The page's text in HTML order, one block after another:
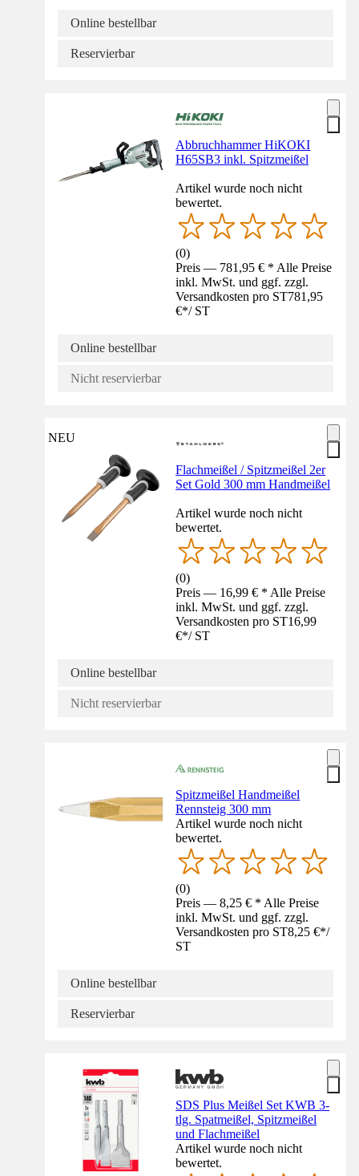
Online bestellbar
Reservierbar
Abbruchhammer HiKOKI
H65SB3 inkl. Spitzmeißel
Artikel wurde noch nicht
bewertet.
(0)
Preis — 781,95 € * Alle Preise
inkl. MwSt. und ggf. zzgl.
Versandkosten pro ST781,95
€*/ ST
Online bestellbar
Nicht reservierbar
NEU
Flachmeißel / Spitzmeißel 2er
Set Gold 300 mm Handmeißel
Artikel wurde noch nicht
bewertet.
(0)
Preis — 16,99 € * Alle Preise
inkl. MwSt. und ggf. zzgl.
Versandkosten pro ST16,99
€*/ ST
Online bestellbar
Nicht reservierbar
Spitzmeißel Handmeißel
Rennsteig 300 mm
Artikel wurde noch nicht
bewertet.
(0)
Preis — 8,25 € * Alle Preise
inkl. MwSt. und ggf. zzgl.
Versandkosten pro ST8,25 €*/
ST
Online bestellbar
Reservierbar
SDS Plus Meißel Set KWB 3-
tlg. Spatmeißel, Spitzmeißel
und Flachmeißel
Artikel wurde noch nicht
bewertet.